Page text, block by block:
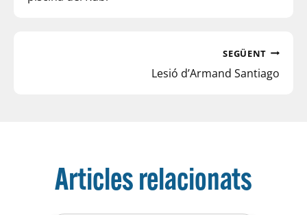
SEGÜENT
Lesió d’Armand Santiago
Articles relacionats